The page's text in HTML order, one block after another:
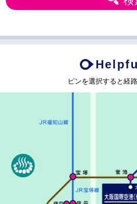
ピンを選択すると経